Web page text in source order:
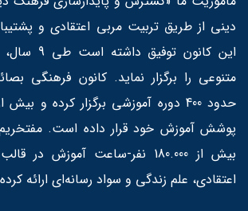
دینی از طریق تربیت مربی اعتقادی و
این کانون
متنوعی را برگزار نماید. کانون فرهنگی
پوشش آموزش خود قرار داده است. مفتخریم
بیش از 180.000 نفر-ساعت آموزش
اعتقادی، علم زندگی و سواد رسانه‌ای ارائه